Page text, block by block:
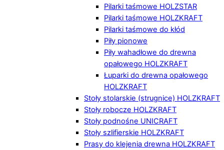
Pilarki taśmowe HOLZSTAR
Pilarki taśmowe HOLZKRAFT
Pilarki taśmowe do kłód
Piły pionowe
Piły wahadłowe do drewna
opałowego HOLZKRAFT
Łuparki do drewna opałowego
HOLZKRAFT
Stoły stolarskie (strugnice) HOLZKRAFT
Stoły robocze HOLZKRAFT
Stoły podnośne UNICRAFT
Stoły szlifierskie HOLZKRAFT
Prasy do klejenia drewna HOLZKRAFT